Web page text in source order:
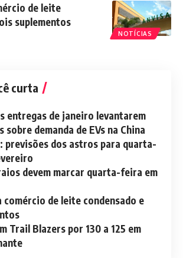
NOTÍCIAS
de leite
suplementos
curta
entregas de janeiro levantarem
sobre demanda de EVs na China
previsões dos astros para quarta-
devem marcar quarta-feira em
comércio de leite condensado e
Trail Blazers por 130 a 125 em